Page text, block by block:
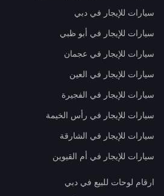
سيارات للإيجار في دبي
سيارات للإيجار في أبو ظبي
سيارات للإيجار في عجمان
سيارات للإيجار في العين
سيارات للإيجار في الفجيرة
سيارات للإيجار في رأس الخيمة
سيارات للإيجار في الشارقة
سيارات للإيجار في أم القيوين
ارقام لوحات للبيع في دبي